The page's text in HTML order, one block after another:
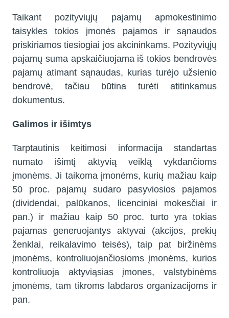
Taikant pozityviųjų pajamų apmokestinimo
taisykles tokios įmonės pajamos ir sąnaudos
priskiriamos tiesiogiai jos akcininkams. Pozityviųjų
pajamų suma apskaičiuojama iš tokios bendrovės
pajamų atimant sąnaudas, kurias turėjo užsienio
bendrovė, tačiau būtina turėti atitinkamus
dokumentus.
Galimos ir išimtys
Tarptautinis keitimosi informacija standartas
numato išimtį aktyvią veiklą vykdančioms
įmonėms. Ji taikoma įmonėms, kurių mažiau kaip
50 proc. pajamų sudaro pasyviosios pajamos
(dividendai, palūkanos, licenciniai mokesčiai ir
pan.) ir mažiau kaip 50 proc. turto yra tokias
pajamas generuojantys aktyvai (akcijos, prekių
ženklai, reikalavimo teisės), taip pat biržinėms
įmonėms, kontroliuojančiosioms įmonėms, kurios
kontroliuoja aktyviąsias įmones, valstybinėms
įmonėms, tam tikroms labdaros organizacijoms ir
pan.